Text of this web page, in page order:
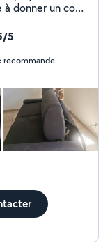
donner un coup
la journée !
5
recommande